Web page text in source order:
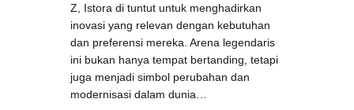
Z, Istora di tuntut untuk menghadirkan
inovasi yang relevan dengan kebutuhan
dan preferensi mereka. Arena legendaris
ini bukan hanya tempat bertanding, tetapi
juga menjadi simbol perubahan dan
modernisasi dalam dunia…